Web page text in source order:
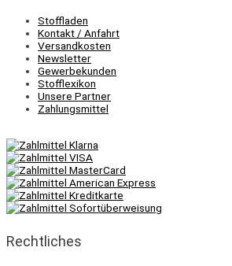
Stoffladen
Kontakt / Anfahrt
Versandkosten
Newsletter
Gewerbekunden
Stofflexikon
Unsere Partner
Zahlungsmittel
Rechtliches